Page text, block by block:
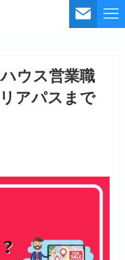
ハウス営業職
アパスまで